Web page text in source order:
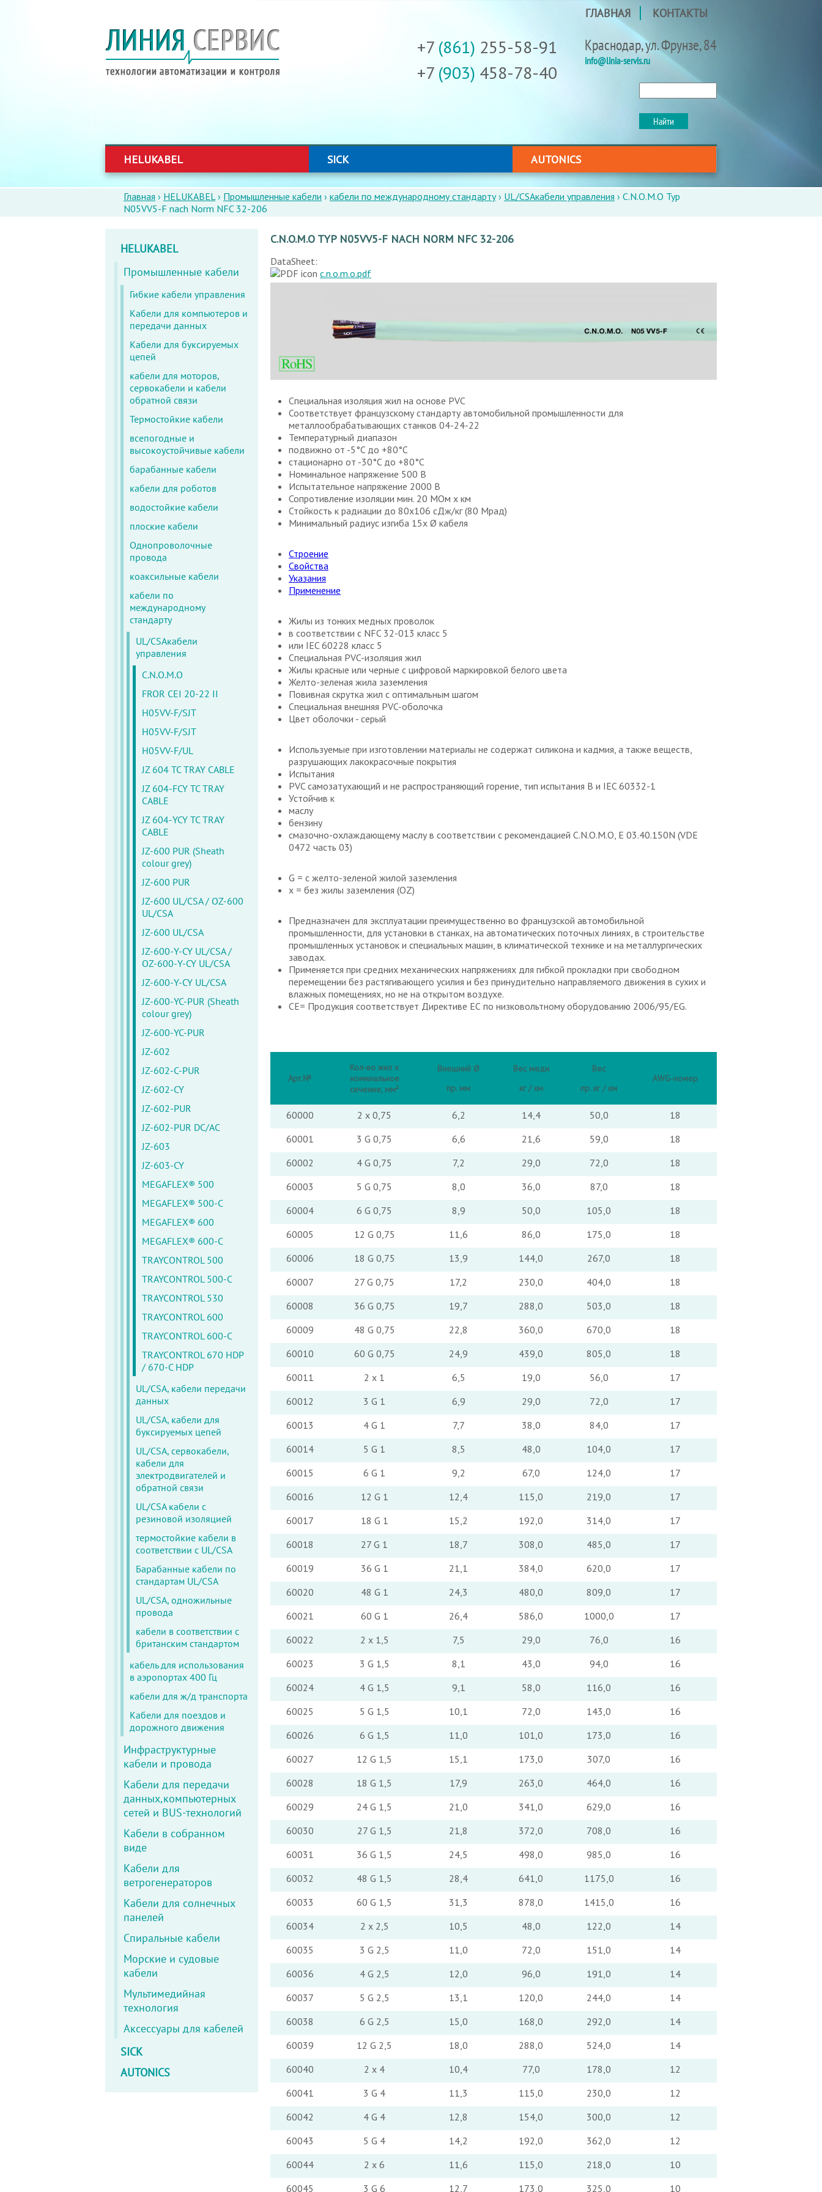
ГЛАВНАЯ КОНТАКТЫ
Краснодар, ул. Фрунзе, 84
info@linia-servis.ru
+7 (861) 255-58-91
+7 (903) 458-78-40
HELUKABEL SICK AUTONICS
ВЫ
ЗДЕСЬ
Главная › HELUKABEL› Промышленные кабели › кабели по международному стандарту› UL/CSAкабели управления › C.N.O.M.O Typ
N05VV5-F nach Norm NFC 32-206
C.N.O.M.O TYP N05VV5-F NACH NORM NFC 32-206
DataSheet:
c.n.o.m.o.pdf
Специальная изоляция жил на основе PVC
Соответствует французскому стандарту автомобильной промышленности для
металлообрабатывающих станков 04-24-22
Температурный диапазон
подвижно от -5°C до +80°C
стационарно от -30°C до +80°C
Номинальное напряжение 500 В
Испытательное напряжение 2000 В
Сопротивление изоляции мин. 20 МОм x км
Стойкость к радиации до 80x106 сДж/кг (80 Мрад)
Минимальный радиус изгиба 15х Ø кабеля
Строение
Свойства
Указания
Применение
Жилы из тонких медных проволок
в соответствии с NFC 32-013 класс 5
или IEC 60228 класс 5
Специальная PVC-изоляция жил
Жилы красные или черные с цифровой маркировкой белого цвета
Желто-зеленая жила заземления
Повивная скрутка жил с оптимальным шагом
Специальная внешняя PVC-оболочка
Цвет оболочки - серый
Используемые при изготовлении материалы не содержат силикона и кадмия, а также веществ,
разрушающих лакокрасочные покрытия
Испытания
PVC самозатухающий и не распространяющий горение, тип испытания B и IEC 60332-1
Устойчив к
маслу
бензину
смазочно-охлаждающему маслу в соответствии с рекомендацией C.N.O.M.O, E 03.40.150N (VDE
0472 часть 03)
G = с желто-зеленой жилой заземления
x = без жилы заземления (OZ)
Предназначен для эксплуатации преимущественно во французской автомобильной
промышленности, для установки в станках, на автоматических поточных линиях, в строительстве
промышленных установок и специальных машин, в климатической технике и на металлургических
заводах.
Применяется при средних механических напряжениях для гибкой прокладки при свободном
перемещении без растягивающего усилия и без принудительно направляемого движения в сухих и
влажных помещениях, но не на открытом воздухе.
CE= Продукция соответствует Директиве ЕС по низковольтному оборудованию 2006/95/EG.
Арт.№
Кол-во жил x
номинальное
сечение, мм²
Внешний Ø
пр. мм
Вес меди
кг / км
Вес
пр. кг / км
AWG-номер
60000 2 x 0,75 6,2 14,4 50,0
18
60001
3 G 0,75 6,6 21,6 59,0
18
60002
4 G 0,75 7,2 29,0 72,0
18
60003
5 G 0,75 8,0 36,0 87,0
18
60004
6 G 0,75 8,9 50,0 105,0
18
60005
12 G 0,75 11,6 86,0 175,0
18
60006
18 G 0,75 13,9 144,0 267,0
18
60007
27 G 0,75 17,2 230,0 404,0
18
60008
36 G 0,75 19,7 288,0 503,0
18
60009
48 G 0,75 22,8 360,0 670,0
18
60010
60 G 0,75 24,9 439,0 805,0
18
60011
2 x 1 6,5 19,0 56,0
17
60012
3 G 1 6,9 29,0 72,0
17
60013
4 G 1 7,7 38,0 84,0
17
60014
5 G 1 8,5 48,0 104,0
17
60015
6 G 1 9,2 67,0 124,0
17
60016
12 G 1 12,4 115,0 219,0
17
60017
18 G 1 15,2 192,0 314,0
17
60018
27 G 1 18,7 308,0 485,0
17
60019
36 G 1 21,1 384,0 620,0
17
60020
48 G 1 24,3 480,0 809,0
17
60021
60 G 1 26,4 586,0 1000,0
17
60022
2 x 1,5 7,5 29,0 76,0
16
60023
3 G 1,5 8,1 43,0 94,0
16
60024
4 G 1,5 9,1 58,0 116,0
16
60025
5 G 1,5 10,1 72,0 143,0
16
60026
6 G 1,5 11,0 101,0 173,0
16
60027
12 G 1,5 15,1 173,0 307,0
16
60028
18 G 1,5 17,9 263,0 464,0
16
60029
24 G 1,5 21,0 341,0 629,0
16
60030
27 G 1,5 21,8 372,0 708,0
16
60031
36 G 1,5 24,5 498,0 985,0
16
60032
48 G 1,5 28,4 641,0 1175,0
16
60033
60 G 1,5 31,3 878,0 1415,0
16
60034
2 x 2,5 10,5 48,0 122,0
14
60035
3 G 2,5 11,0 72,0 151,0
14
60036
4 G 2,5 12,0 96,0 191,0
14
60037
5 G 2,5 13,1 120,0 244,0
14
60038
6 G 2,5 15,0 168,0 292,0
14
60039
12 G 2,5 18,0 288,0 524,0
14
60040
2 x 4 10,4 77,0 178,0
12
60041
3 G 4 11,3 115,0 230,0
12
60042
4 G 4 12,8 154,0 300,0
12
60043
5 G 4 14,2 192,0 362,0
12
60044
2 x 6 11,6 115,0 218,0
10
60045
3 G 6 12,7 173,0 325,0 10
HELUKABEL
Промышленные кабели
Гибкие кабели управления
Кабели для компьютеров и
передачи данных
Кабели для буксируемых
цепей
кабели для моторов,
сервокабели и кабели
обратной связи
Термостойкие кабели
всепогодные и
высокоустойчивые кабели
барабанные кабели
кабели для роботов
водостойкие кабели
плоские кабели
Однопроволочные
провода
коаксильные кабели
кабели по
международному
стандарту
UL/CSAкабели
управления
C.N.O.M.O
FROR CEI 20-22 II
H05VV-F/SJT
H05VV-F/SJT
H05VV-F/UL
JZ 604 TC TRAY CABLE
JZ 604-FCY TC TRAY
CABLE
JZ 604-YCY TC TRAY
CABLE
JZ-600 PUR (Sheath
colour grey)
JZ-600 PUR
JZ-600 UL/CSA / OZ-600
UL/CSA
JZ-600 UL/CSA
JZ-600-Y-CY UL/CSA /
OZ-600-Y-CY UL/CSA
JZ-600-Y-CY UL/CSA
JZ-600-YC-PUR (Sheath
colour grey)
JZ-600-YC-PUR
JZ-602
JZ-602-C-PUR
JZ-602-CY
JZ-602-PUR
JZ-602-PUR DC/AC
JZ-603
JZ-603-CY
MEGAFLEX® 500
MEGAFLEX® 500-C
MEGAFLEX® 600
MEGAFLEX® 600-C
TRAYCONTROL 500
TRAYCONTROL 500-C
TRAYCONTROL 530
TRAYCONTROL 600
TRAYCONTROL 600-C
TRAYCONTROL 670 HDP
/ 670-C HDP
UL/CSA, кабели передачи
данных
UL/CSA, кабели для
буксируемых цепей
UL/CSA, сервокабели,
кабели для
электродвигателей и
обратной связи
UL/CSA кабели с
резиновой изоляцией
термостойкие кабели в
соответствии с UL/CSA
Барабанные кабели по
стандартам UL/CSA
UL/CSA, одножильные
провода
кабели в соответствии с
британским стандартом
кабель для использования
в аэропортах 400 Гц
кабели для ж/д транспорта
Кабели для поездов и
дорожного движения
Инфраструктурные
кабели и провода
Кабели для передачи
данных,компьютерных
сетей и BUS-технологий
Кабели в собранном
виде
Кабели для
ветрогенераторов
Кабели для солнечных
панелей
Спиральные кабели
Морские и судовые
кабели
Мультимедийная
технология
Аксессуары для кабелей
SICK
AUTONICS